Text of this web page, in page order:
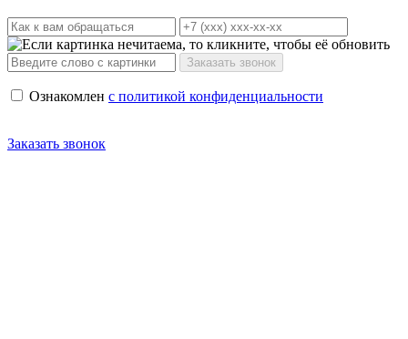
Ознакомлен с политикой конфиденциальности
Заказать звонок